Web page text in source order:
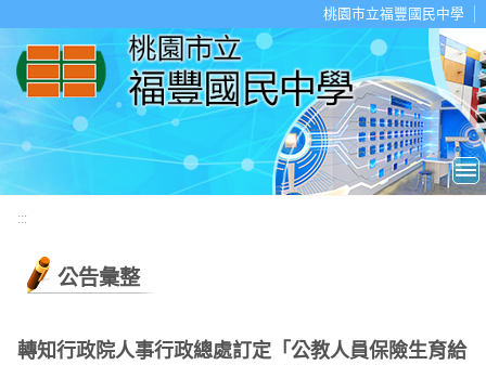
桃園市立福豐國民中學
:::
公告彙整
轉知行政院人事行政總處訂定「公教人員保險生育給